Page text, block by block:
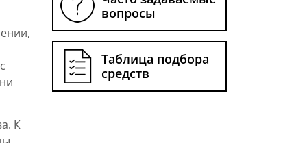
К
вопросы
Таблица подбора
средств